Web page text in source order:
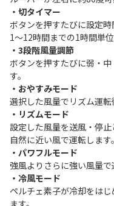
・切タイマー
ボタンを押すたびに設定時
1～12時間までの1時間単
・3段階風量調節
ボタンを押すたびに弱・
す。
・おやすみモード
選択した風量でリズム運転
・リズムモード
設定した風量を送風・停止
自然に近い風で運転します。
・パワフルモード
強風よりさらに強い風量で
・冷風モード
ペルチェ素子が冷却をは
ます。